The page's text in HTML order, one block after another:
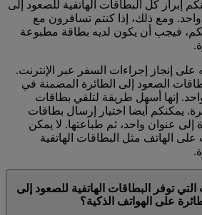
إبراز كل البطاقات الهاتفية للصعود إلى
ومع ذلك، إذا كنتم تسافرون مع
فيجب أن يكون لديه بطاقة مطبوعة
إنجاز إجراءات السفر عبر الإنترنت.
الصعود إلى الطائرة المضمنة في
إنها أسهل طريقة لتلقي بطاقات
يمكنكم أيضا اختيار إرسال بطاقات
إلى عنوان واحد، ثم طباعتها. لا يمكن
على الهاتف مثل البطاقات الهاتفية
توفر البطاقات الهاتفية للصعود إلى
على الهواتف الذكية؟